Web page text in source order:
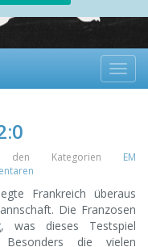
Kategorien EM
Frankreich überaus
Die Franzosen
was dieses Testspiel
Besonders die vielen